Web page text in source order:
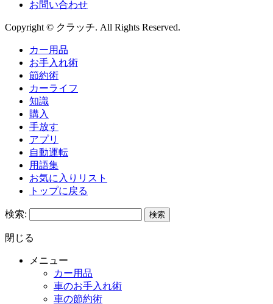
お問い合わせ
Copyright © クラッチ. All Rights Reserved.
カー用品
お手入れ術
節約術
カーライフ
知識
購入
手放す
アプリ
自動運転
用語集
お気に入りリスト
トップに戻る
検索:
閉じる
メニュー
カー用品
車のお手入れ術
車の節約術